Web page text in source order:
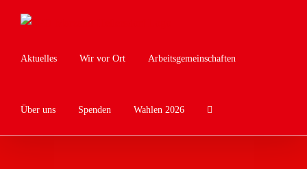
Inhalt
Aktuelles Wir vor Ort Arbeitsgemeinschaften
Über uns Spenden Wahlen 2026